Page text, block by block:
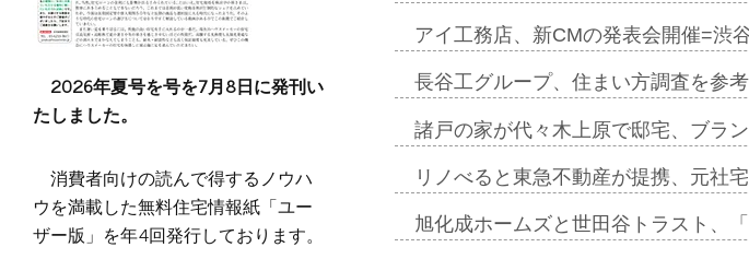
アイ工務店、新CMの発表会開催=渋
長谷工グループ、住まい方調査を参
諸戸の家が代々木上原で邸宅、ブラ
リノべると東急不動産が提携、元社
旭化成ホームズと世田谷トラスト、
2026年夏号を号を7月8日に発刊い
たしました。
消費者向けの読んで得するノウハ
ウを満載した無料住宅情報紙「ユー
ザー版」を年4回発行しております。